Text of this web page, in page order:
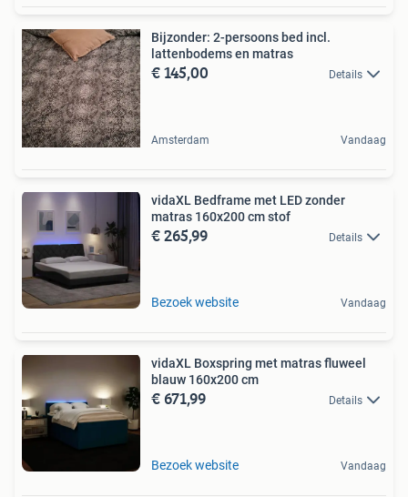
Bijzonder: 2-persoons bed incl.
lattenbodems en matras
€ 145,00 Details
Amsterdam Vandaag
vidaXL Bedframe met LED zonder
matras 160x200 cm stof
€ 265,99 Details
Bezoek website Vandaag
vidaXL Boxspring met matras fluweel
blauw 160x200 cm
€ 671,99 Details
Bezoek website Vandaag